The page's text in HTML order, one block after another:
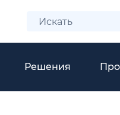
Решения